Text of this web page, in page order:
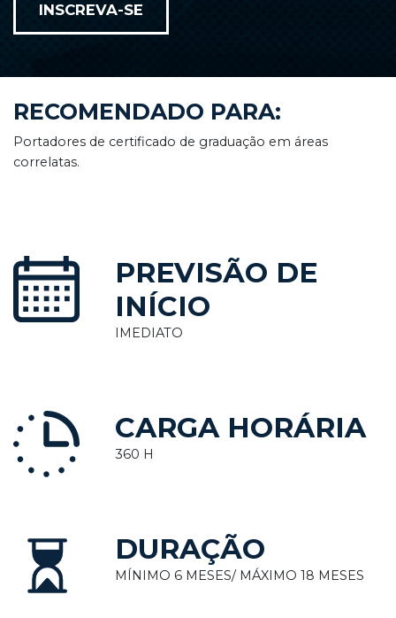
INSCREVA-SE
RECOMENDADO PARA:
Portadores de certificado de graduação em áreas
correlatas.
PREVISÃO DE
INÍCIO
IMEDIATO
CARGA HORÁRIA
360 H
DURAÇÃO
MÍNIMO 6 MESES/ MÁXIMO 18 MESES